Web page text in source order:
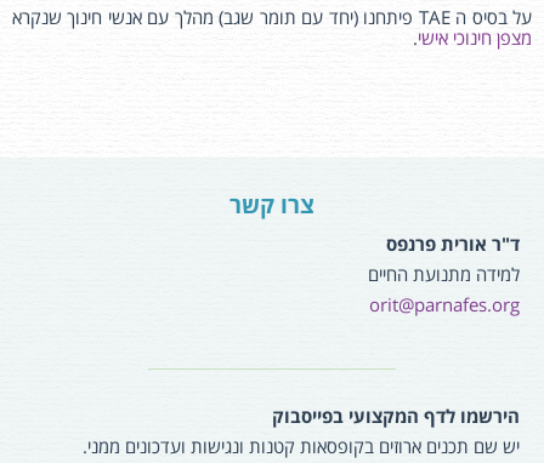
על בסיס ה TAE פיתחנו (יחד עם תומר שגב) מהלך עם אנשי חינוך שנקרא
מצפן חינוכי אישי.
צרו קשר
ד"ר אורית פרנפס
למידה מתנועת החיים
orit@parnafes.org
הירשמו לדף המקצועי בפייסבוק
יש שם תכנים ארוזים בקופסאות קטנות ונגישות ועדכונים ממני.